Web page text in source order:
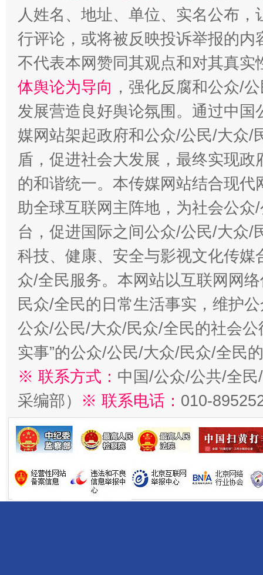
“蜀中异人”王建安的艺术幻境
人姓名、地址、单位、实名公布
行评论，或将被反映投诉举报的
不代表本网赞同其观点和对其真实
体舆论为导向 ，强化反腐和公众/
发展营造良好舆论氛围。通过中
媒网站架起政府和公众/公民/大众/
盾，促进社会大发展，最终实现
的和谐统一。本传媒网站结合现
助全球互联网主阵地，为社会公
台，促进国际之间公众/公民/大众/
科技、健康、安全与影视文化传
众/全民服务。本网站以互联网网
民众/全民的日常生活事实，维护
公众/公民/大众/民众/全民的社会公
实事”的公众/公民/大众/民众/全民
※ 联系方式： 中国/公众/公共/全
采编部） ※ 联系电话： 010-